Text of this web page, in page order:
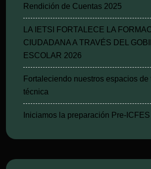
Rendición de Cuentas 2025
LA IETSI FORTALECE LA
CIUDADANA A TRAVÉS DEL
ESCOLAR 2026
Fortaleciendo nuestros espacios de
técnica
Iniciamos la preparación Pre-ICFES